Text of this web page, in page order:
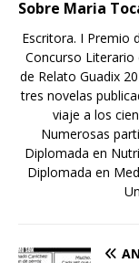
Sobre Maria
Escritora. I Premio
Concurso Literario
de Relato Guadix
tres novelas
viaje a los
Numerosas
Diplomada en
Diplomada en